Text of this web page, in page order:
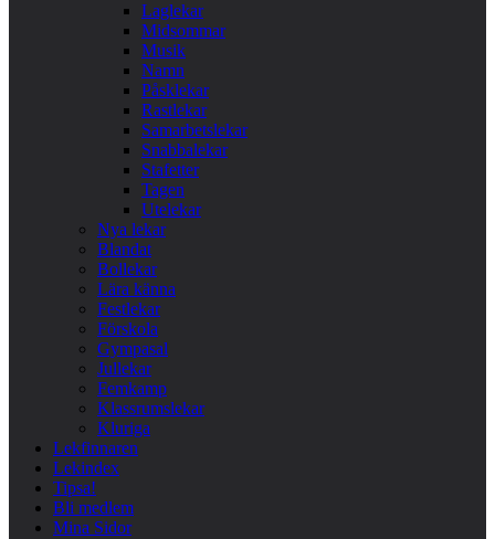
Laglekar
Midsommar
Musik
Namn
Påsklekar
Rastlekar
Samarbetslekar
Snabbalekar
Stafetter
Tagen
Utelekar
Nya lekar
Blandat
Bollekar
Lära känna
Festlekar
Förskola
Gympasal
Jullekar
Femkamp
Klassrumslekar
Kluriga
Lekfinnaren
Lekindex
Tipsa!
Bli medlem
Mina Sidor